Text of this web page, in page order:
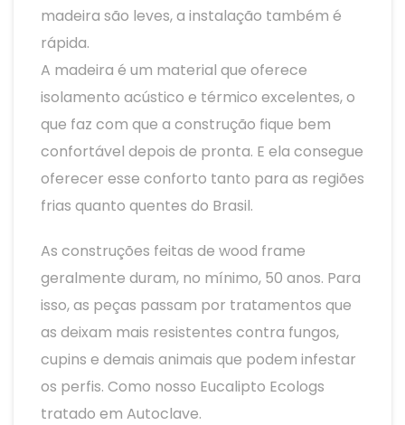
madeira são leves, a instalação também é
rápida.
A madeira é um material que oferece
isolamento acústico e térmico excelentes, o
que faz com que a construção fique bem
confortável depois de pronta. E ela consegue
oferecer esse conforto tanto para as regiões
frias quanto quentes do Brasil.
As construções feitas de wood frame
geralmente duram, no mínimo, 50 anos. Para
isso, as peças passam por tratamentos que
as deixam mais resistentes contra fungos,
cupins e demais animais que podem infestar
os perfis. Como nosso Eucalipto Ecologs
tratado em Autoclave.